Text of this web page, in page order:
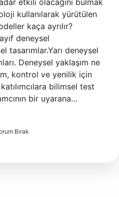
etkili olacağını bulmak
kullanılarak yürütülen
kaça ayrılır?
deneysel
tasarımlar.Yarı deneysel
Deneysel yaklaşım ne
kontrol ve yenilik için
bilimsel test
bir uyarana…
Bırak